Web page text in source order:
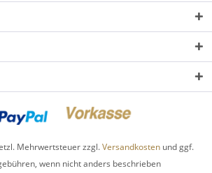
Mehrwertsteuer zzgl.Versandkosten und ggf.
wenn nicht anders beschrieben